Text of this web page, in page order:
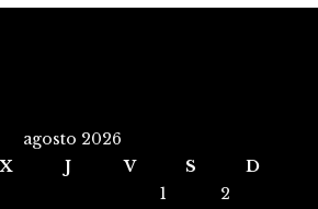
agosto 2026
X J V S
D
1
2